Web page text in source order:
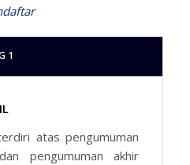
1
atas pengumuman
pengumuman akhir